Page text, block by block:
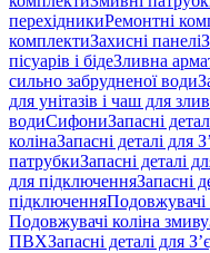
перехідникиРемонтні
комплектиЗахисні панелі
пісуарів і бідеЗливна
сильно забрудненої води
для унітазів і чаш для
водиСифониЗапасні
колінаЗапасні деталі для
патрубкиЗапасні деталі
для підключенняЗапасні
підключенняПодовжувачі
Подовжувачі коліна змиву
ПВХЗапасні деталі для